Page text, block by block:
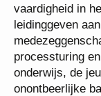
bewezen
organisatie, het
betrekken van
vaardigheid in
in of het
domein